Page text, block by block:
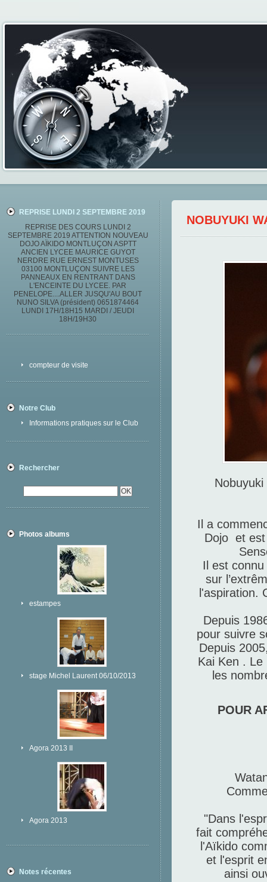
REPRISE LUNDI 2 SEPTEMBRE 2019
REPRISE DES COURS LUNDI 2
SEPTEMBRE 2019 ATTENTION NOUVEAU
DOJO AÏKIDO MONTLUÇON ASPTT
ANCIEN LYCEE MAURICE GUYOT
NERDRE RUE ERNEST MONTUSES
03100 MONTLUÇON SUIVRE LES
PANNEAUX EN RENTRANT DANS
L'ENCEINTE DU LYCEE. PAR
PENELOPE....ALLER JUSQU'AU BOUT
NUNO SILVA (président) 0651874464
LUNDI 17H/18H15 MARDI / JEUDI
18H/19H30
compteur de visite
Notre Club
Informations pratiques sur le Club
Rechercher
Photos albums
estampes
stage Michel Laurent 06/10/2013
Agora 2013 II
Agora 2013
Notes récentes
NOBUYUKI
Il a
Dojo et est
Il est
sur
l'aspiration.
Depuis
pour suivre
Depuis
Kai Ken . Le
les
POUR
"Dans
fait
l'Aïkido
et l'esprit
ainsi